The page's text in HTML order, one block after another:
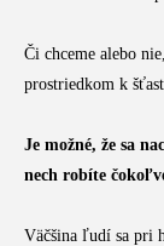
Či chceme alebo
prostriedkom k
Je možné, že sa
nech robíte
Väčšina ľudí sa pri